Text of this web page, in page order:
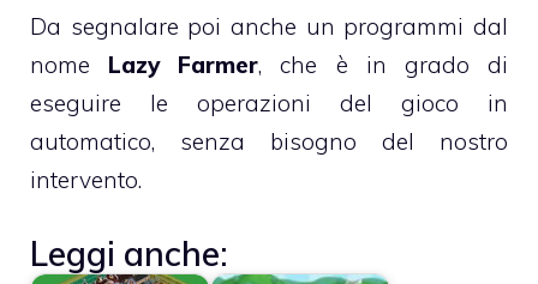
Da segnalare poi anche un programmi dal
nome Lazy Farmer, che è in grado di
eseguire le operazioni del gioco in
automatico, senza bisogno del nostro
intervento.
Leggi anche: